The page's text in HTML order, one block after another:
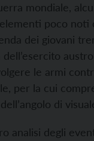
mondiale,
poco
dei giovani
le armi
per la cui
di
analisi degli